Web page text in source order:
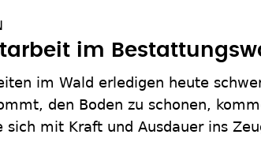
im
im Wald erledigen heute
den Boden zu schonen,
sich mit Kraft und Ausdauer ins